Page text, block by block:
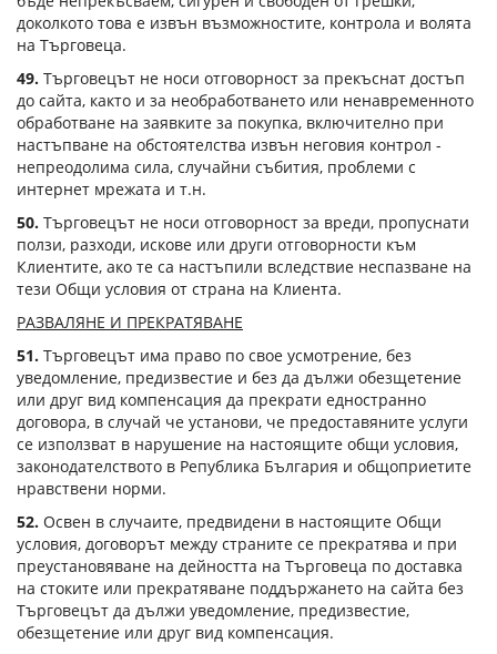
доколкото това е извън възможностите, контрола и волята
на Търговеца.
49. Търговецът не носи отговорност за прекъснат достъп
до сайта, както и за необработването или ненавременното
обработване на заявките за покупка, включително при
настъпване на обстоятелства извън неговия контрол -
непреодолима сила, случайни събития, проблеми с
интернет мрежата и т.н.
50. Търговецът не носи отговорност за вреди, пропуснати
ползи, разходи, искове или други отговорности към
Клиентите, ако те са настъпили вследствие неспазване на
тези Общи условия от страна на Клиента.
РАЗВАЛЯНЕ И ПРЕКРАТЯВАНЕ
51. Търговецът има право по свое усмотрение, без
уведомление, предизвестие и без да дължи обезщетение
или друг вид компенсация да прекрати едностранно
договора, в случай че установи, че предоставяните услуги
се използват в нарушение на настоящите общи условия,
законодателството в Република България и общоприетите
нравствени норми.
52. Освен в случаите, предвидени в настоящите Общи
условия, договорът между страните се прекратява и при
преустановяване на дейността на Търговеца по доставка
на стоките или прекратяване поддържането на сайта без
Търговецът да дължи уведомление, предизвестие,
обезщетение или друг вид компенсация.